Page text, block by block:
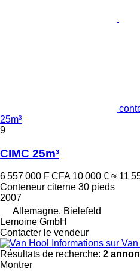
25m³
9
CIMC 25m³
6 557 000 F CFA 10 000 € ≈ 11
Conteneur citerne 30 pieds
2007
Allemagne, Bielefeld
Lemoine GmbH
Contacter le vendeur
Informations sur Van
Résultats de recherche: 2
Montrer